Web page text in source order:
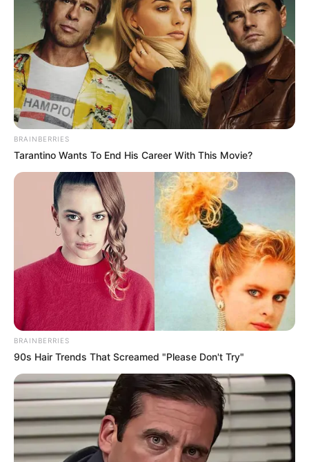
BRAINBERRIES
Tarantino Wants To End His Career With This Movie?
BRAINBERRIES
90s Hair Trends That Screamed "Please Don't Try"